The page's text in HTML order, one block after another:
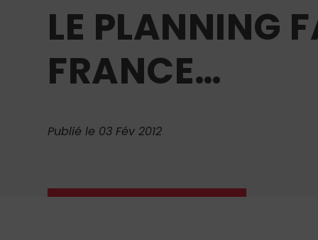
LE PLANNING
FRANCE…
Publié le 03 Fév 2012